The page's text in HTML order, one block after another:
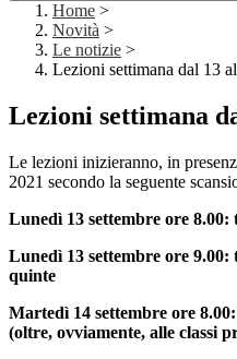
Home >
Novità >
Le notizie >
Lezioni settimana dal 13
Lezioni settimana
Le lezioni inizieranno, in
2021 secondo la seguente
Lunedì 13 settembre ore 8.00:
Lunedì 13 settembre ore 9.00:
quinte
Martedì 14 settembre ore
(oltre, ovviamente, alle classi